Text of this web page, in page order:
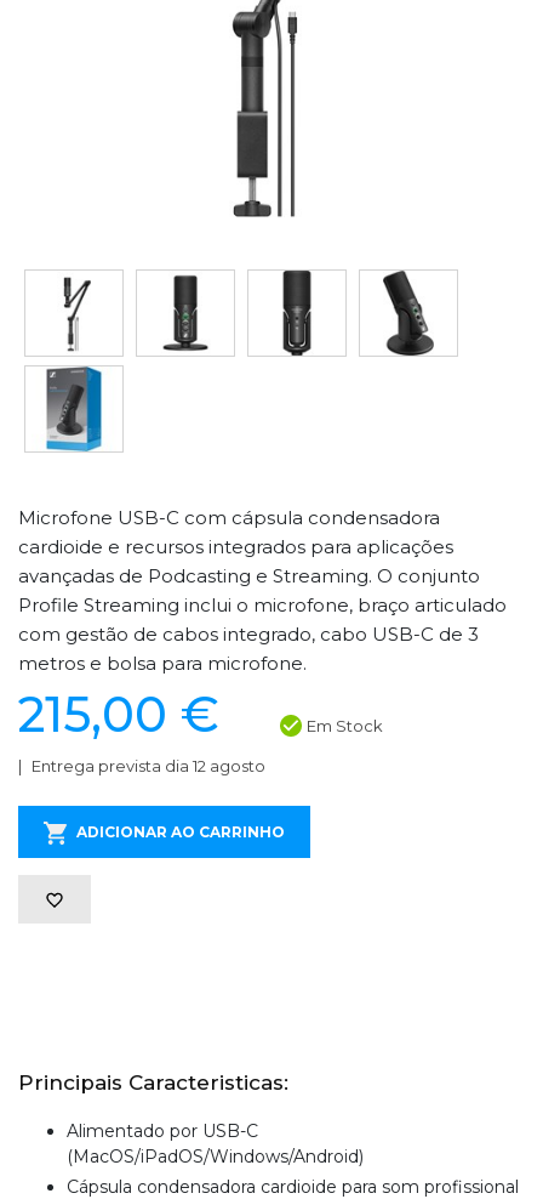
Microfone USB-C com cápsula condensadora
cardioide e recursos integrados para aplicações
avançadas de Podcasting e Streaming. O conjunto
Profile Streaming inclui o microfone, braço articulado
com gestão de cabos integrado, cabo USB-C de 3
metros e bolsa para microfone.
215,00 € Em Stock
Entrega prevista dia 12 agosto
ADICIONAR AO CARRINHO
Principais Caracteristicas:
Alimentado por USB-C
(MacOS/iPadOS/Windows/Android)
Cápsula condensadora cardioide para som profissional